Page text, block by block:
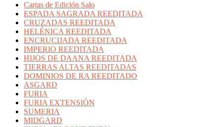
Cartas de Edición Salo
ESPADA SAGRADA REEDITADA
CRUZADAS REEDITADA
HELÉNICA REEDITADA
ENCRUCIJADA REEDITADA
IMPERIO REEDITADA
HIJOS DE DAANA REEDITADA
TIERRAS ALTAS REEDITADAS
DOMINIOS DE RA REEDITADO
ASGARD
FURIA
FURIA EXTENSIÓN
SUMERIA
MIDGARD